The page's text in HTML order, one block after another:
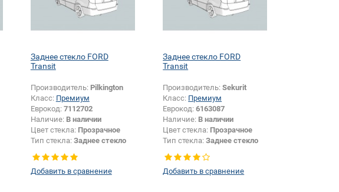
Заднее стекло FORD
Transit
Производитель: Pilkington
Класс: Премиум
Еврокод: 7112702
Наличие: В наличии
Цвет стекла: Прозрачное
Тип стекла: Заднее стекло
Изменение размера:
Добавить в сравнение
Заднее стекло FORD
Transit
Производитель:Sekurit
Класс: Премиум
Еврокод:6163087
Наличие: В наличии
Цвет стекла: Прозрачное
Тип стекла:Заднее стекло
Добавить в сравнение